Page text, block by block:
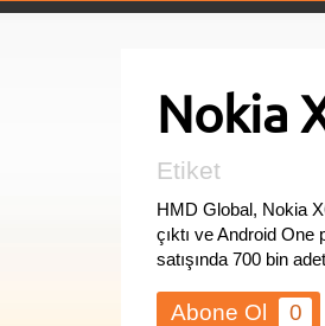
Nokia
Etiket
HMD Global, Nokia
çıktı ve Android One
satışında 700 bin
0